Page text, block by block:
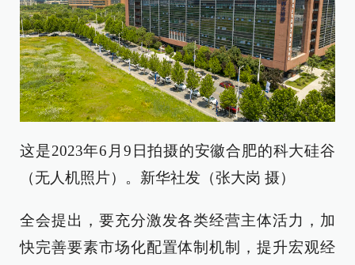
这是2023年6月9日拍摄的安徽合肥的科大硅谷
（无人机照片）。新华社发（张大岗 摄）
全会提出，要充分激发各类经营主体活力，加
快完善要素市场化配置体制机制，提升宏观经